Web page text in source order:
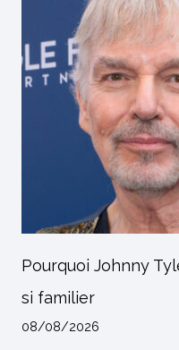
Pourquoi Johnny
si familier
08/08/2026